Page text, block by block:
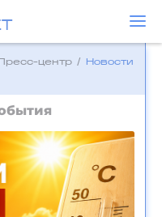
Пресс-центр /
Новости